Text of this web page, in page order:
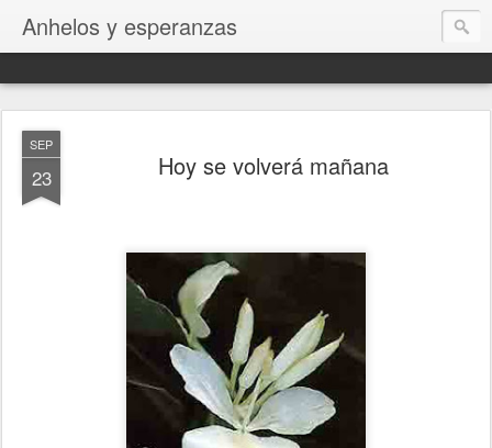
Anhelos y esperanzas
SEP
23 Hoy se volverá mañana